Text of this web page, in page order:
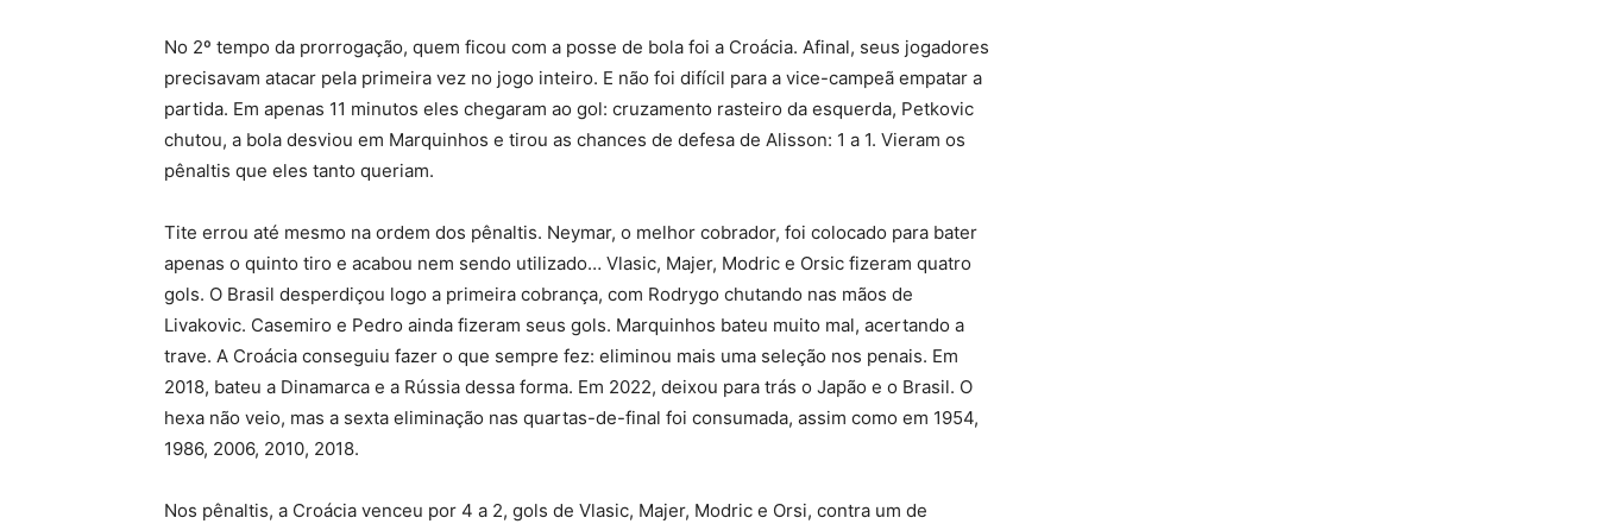
No 2º tempo da prorrogação, quem ficou com a posse de bola foi a Croácia. Afinal, seus jogadores
precisavam atacar pela primeira vez no jogo inteiro. E não foi difícil para a vice-campeã empatar a
partida. Em apenas 11 minutos eles chegaram ao gol: cruzamento rasteiro da esquerda, Petkovic
chutou, a bola desviou em Marquinhos e tirou as chances de defesa de Alisson: 1 a 1. Vieram os
pênaltis que eles tanto queriam.
Tite errou até mesmo na ordem dos pênaltis. Neymar, o melhor cobrador, foi colocado para bater
apenas o quinto tiro e acabou nem sendo utilizado… Vlasic, Majer, Modric e Orsic fizeram quatro
gols. O Brasil desperdiçou logo a primeira cobrança, com Rodrygo chutando nas mãos de
Livakovic. Casemiro e Pedro ainda fizeram seus gols. Marquinhos bateu muito mal, acertando a
trave. A Croácia conseguiu fazer o que sempre fez: eliminou mais uma seleção nos penais. Em
2018, bateu a Dinamarca e a Rússia dessa forma. Em 2022, deixou para trás o Japão e o Brasil. O
hexa não veio, mas a sexta eliminação nas quartas-de-final foi consumada, assim como em 1954,
1986, 2006, 2010, 2018.
Nos pênaltis, a Croácia venceu por 4 a 2, gols de Vlasic, Majer, Modric e Orsi, contra um de